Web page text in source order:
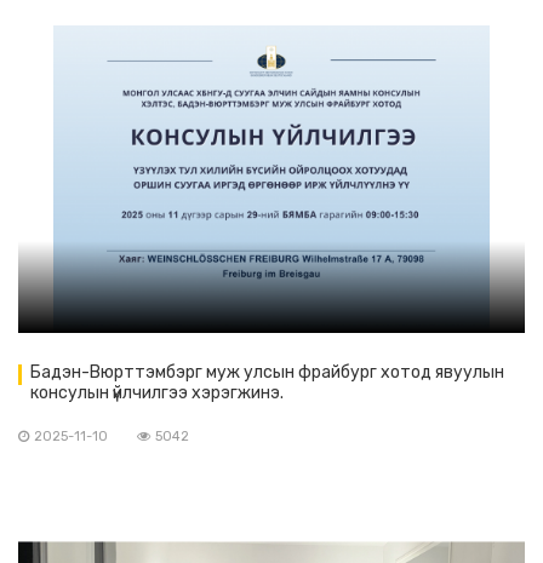
Бадэн-Вюрттэмбэрг муж улсын фрайбург хотод явуулын
консулын үйлчилгээ хэрэгжинэ.
2025-11-10 5042